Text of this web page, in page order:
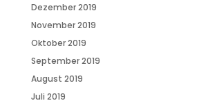
Dezember 2019
November 2019
Oktober 2019
September 2019
August 2019
Juli 2019